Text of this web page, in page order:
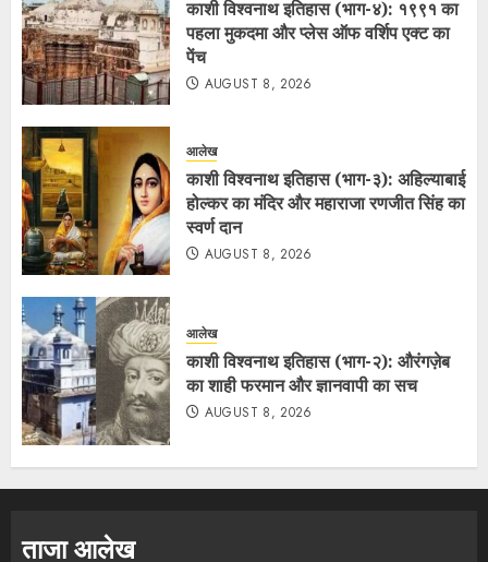
काशी विश्वनाथ इतिहास (भाग-४): १९९१ का
पहला मुकदमा और प्लेस ऑफ वर्शिप एक्ट का
पेंच
AUGUST 8, 2026
आलेख
काशी विश्वनाथ इतिहास (भाग-३): अहिल्याबाई
होल्कर का मंदिर और महाराजा रणजीत सिंह का
स्वर्ण दान
AUGUST 8, 2026
आलेख
काशी विश्वनाथ इतिहास (भाग-२): औरंगज़ेब
का शाही फरमान और ज्ञानवापी का सच
AUGUST 8, 2026
ताजा आलेख